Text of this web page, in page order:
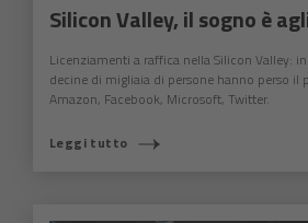
Silicon Valley, il sogno è
Licenziamenti a raffica nella Silicon Valley:
decine di migliaia di persone hanno perso il
Amazon, Facebook, Microsoft, Twitter.
Leggi tutto